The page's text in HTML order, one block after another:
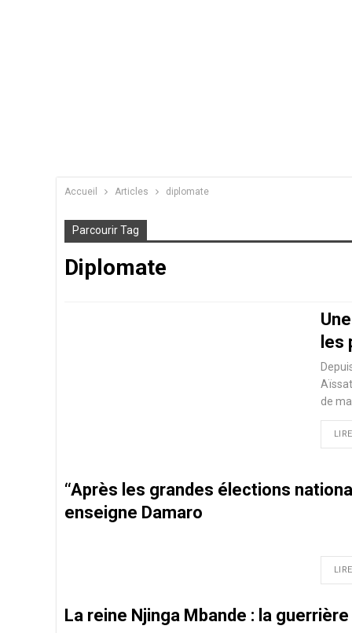
Accueil Articles diplomate
Parcourir Tag
Diplomate
les
de
‘‘Après les grandes élections
enseigne Damaro
La reine Njinga Mbande : la